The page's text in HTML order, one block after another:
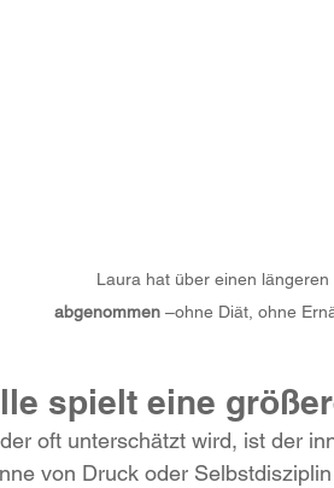
Laura hat über einen
abgenommen –ohne Diät, ohne
spielt eine
oft unterschätzt wird, ist der
von Druck oder